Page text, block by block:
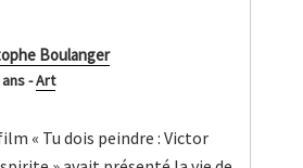
Boulanger
-Art
« Tu dois peindre : Victor